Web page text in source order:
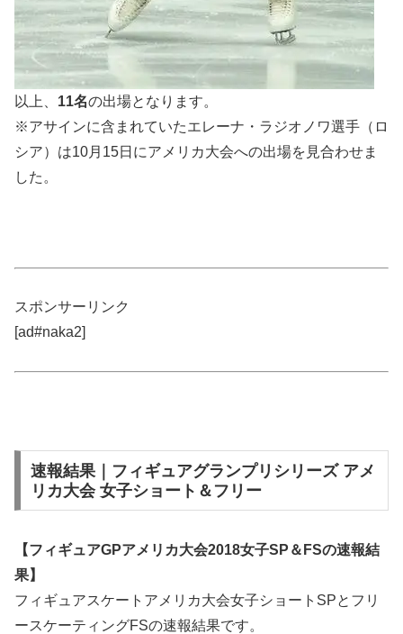
以上、 11名の出場となります。
※アサインに含まれていたエレーナ・ラジオノワ選手（ロ
シア）は10月15日にアメリカ大会への出場を見合わせま
した。
スポンサーリンク
[ad#naka2]
速報結果｜フィギュアグランプリシリーズ アメ
リカ大会 女子ショート＆フリー
【フィギュアGPアメリカ大会2018女子SP＆FSの速報結
果】
フィギュアスケートアメリカ大会女子ショートSPとフリ
ースケーティングFSの速報結果です。